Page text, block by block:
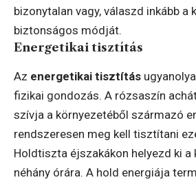
bizonytalan vagy, válaszd inkább a
biztonságos módját.
Energetikai tisztítás
Az energetikai tisztítás
fizikai gondozás. A rózsaszín
szívja a környezetéből származó
rendszeresen meg kell tisztítani
Holdtiszta éjszakákon helyezd ki a
néhány órára. A hold energiája